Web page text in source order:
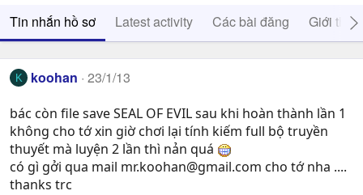
Tin nhắn hồ sơ Latest activity Các bài đăng Giới thiệu
K koohan 23/1/13
bác còn file save SEAL OF EVIL sau khi hoàn thành lần 1
không cho tớ xin giờ chơi lại tính kiếm full bộ truyền
thuyết mà luyện 2 lần thì nản quá
có gì gởi qua mail mr.koohan@gmail.com cho tớ nha ....
thanks trc